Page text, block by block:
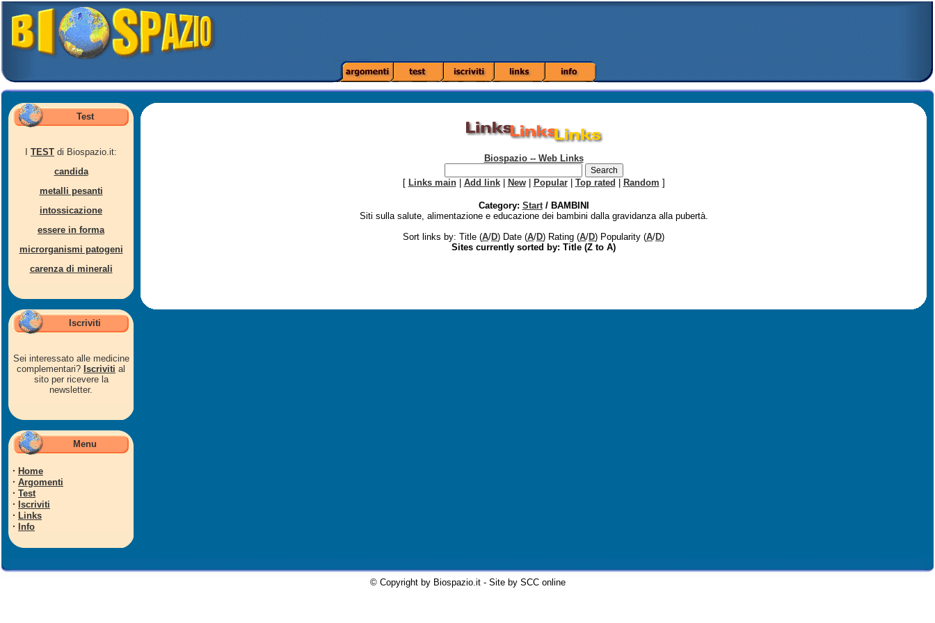
Test
TEST di Biospazio.it:
candida
metalli pesanti
intossicazione
essere in forma
microrganismi patogeni
carenza di minerali
Iscriviti
Sei interessato alle medicine
complementari? Iscriviti al
sito per ricevere la
newsletter.
Menu
· Home
· Argomenti
· Test
· Iscriviti
· Links
· Info
Biospazio -- Web Links
[ Links main| Add link| New| Popular| Top rated Random ]
Category: Start/ BAMBINI
Siti sulla salute, alimentazione e educazione dei bambini dalla gravidanza alla pubertà.
Sort links by: Title (A/D) Date (A/D) Rating (A/D) Popularity (A/D)
Sites currently sorted by: Title (Z to A)
© Copyright by Biospazio.it - Site by SCC online